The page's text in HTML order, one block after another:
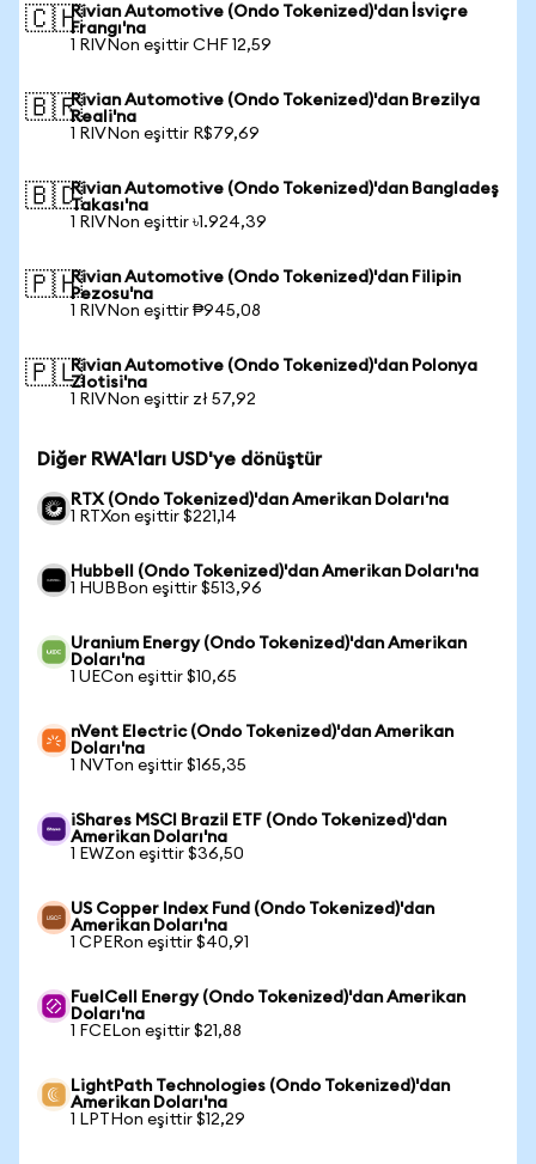
🇨🇭Rivian Automotive (Ondo Tokenized)'dan İsviçre
Frangı'na
1 RIVNon eşittir CHF 12,59
🇧🇷Rivian Automotive (Ondo Tokenized)'dan Brezilya
Reali'na
1 RIVNon eşittir R$79,69
🇧🇩Rivian Automotive (Ondo Tokenized)'dan Bangladeş
Takası'na
1 RIVNon eşittir ৳1.924,39
🇵🇭Rivian Automotive (Ondo Tokenized)'dan Filipin
Pezosu'na
1 RIVNon eşittir ₱945,08
🇵🇱Rivian Automotive (Ondo Tokenized)'dan Polonya
Zlotisi'na
1 RIVNon eşittir zł 57,92
Diğer RWA'ları USD'ye dönüştür
RTX (Ondo Tokenized)'dan Amerikan Doları'na
1 RTXon eşittir $221,14
Hubbell (Ondo Tokenized)'dan Amerikan Doları'na
1 HUBBon eşittir $513,96
Uranium Energy (Ondo Tokenized)'dan Amerikan
Doları'na
1 UECon eşittir $10,65
nVent Electric (Ondo Tokenized)'dan Amerikan
Doları'na
1 NVTon eşittir $165,35
iShares MSCI Brazil ETF (Ondo Tokenized)'dan
Amerikan Doları'na
1 EWZon eşittir $36,50
US Copper Index Fund (Ondo Tokenized)'dan
Amerikan Doları'na
1 CPERon eşittir $40,91
FuelCell Energy (Ondo Tokenized)'dan Amerikan
Doları'na
1 FCELon eşittir $21,88
LightPath Technologies (Ondo Tokenized)'dan
Amerikan Doları'na
1 LPTHon eşittir $12,29